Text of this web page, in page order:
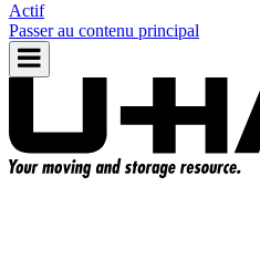
Actif
Passer au contenu principal